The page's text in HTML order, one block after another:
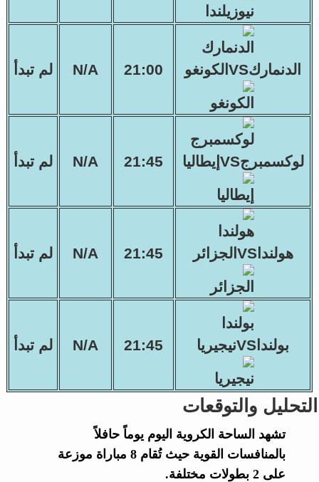
الدنماركVSالكونغو 21:00
N/A لم تبدأ
لوكسمبرجVSإيطاليا 21:45
N/A لم تبدأ
هولنداVSالجزائر 21:45
N/A لم تبدأ
بولنداVSنيجيريا 21:45
N/A لم تبدأ
التحليل والتوقعات
تشهد الساحة الكروية اليوم يوماً حافلاً
بالمنافسات القوية حيث تُقام 8 مباراة موزعة
على 2 بطولات مختلفة.